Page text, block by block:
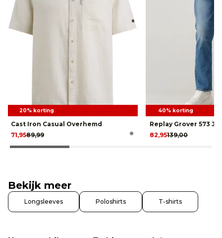
20% korting
Cast Iron Casual Overhemd
89,99
71,95
40% korting
Replay Grover 573
139,00
82,95
Bekijk meer
Longsleeves Poloshirts T-shirts